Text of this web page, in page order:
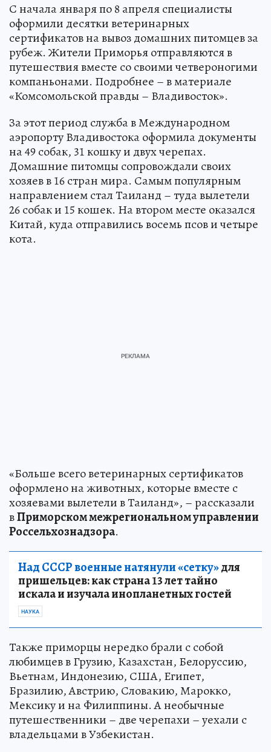
С начала января по 8 апреля специалисты
оформили десятки ветеринарных
сертификатов на вывоз домашних питомцев за
рубеж. Жители Приморья отправляются в
путешествия вместе со своими четвероногими
компаньонами. Подробнее – в материале
«Комсомольской правды – Владивосток».
За этот период служба в Международном
аэропорту Владивостока оформила документы
на 49 собак, 31 кошку и двух черепах.
Домашние питомцы сопровождали своих
хозяев в 16 стран мира. Самым популярным
направлением стал Таиланд – туда вылетели
26 собак и 15 кошек. На втором месте оказался
Китай, куда отправились восемь псов и четыре
кота.
«Больше всего ветеринарных сертификатов
оформлено на животных, которые вместе с
хозяевами вылетели в Таиланд», – рассказали
вПриморском межрегиональном управлении
Россельхознадзора.
Над СССР военные натянули «сетку»для
пришельцев: как страна 13 лет тайно
искала и изучала инопланетных гостей
НАУКА
Также приморцы нередко брали с собой
любимцев в Грузию, Казахстан, Белоруссию,
Вьетнам, Индонезию, США, Египет,
Бразилию, Австрию, Словакию, Марокко,
Мексику и на Филиппины. А необычные
путешественники – две черепахи – уехали с
владельцами в Узбекистан.